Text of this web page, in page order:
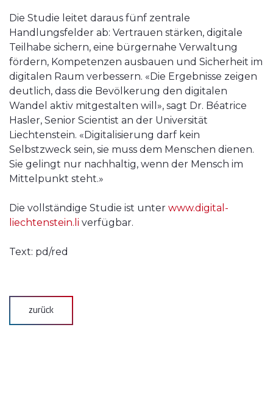
Die Studie leitet daraus fünf zentrale
Handlungsfelder ab: Vertrauen stärken, digitale
Teilhabe sichern, eine bürgernahe Verwaltung
fördern, Kompetenzen ausbauen und Sicherheit im
digitalen Raum verbessern. «Die Ergebnisse zeigen
deutlich, dass die Bevölkerung den digitalen
Wandel aktiv mitgestalten will», sagt Dr. Béatrice
Hasler, Senior Scientist an der Universität
Liechtenstein. «Digitalisierung darf kein
Selbstzweck sein, sie muss dem Menschen dienen.
Sie gelingt nur nachhaltig, wenn der Mensch im
Mittelpunkt steht.»
Die vollständige Studie ist unter www.digital-
liechtenstein.li verfügbar.
Text: pd/red
zurück